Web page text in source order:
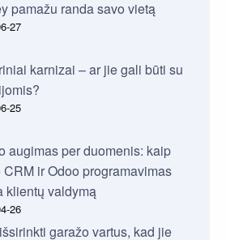
pamažu randa savo vietą
27
karnizai – ar jie gali būti su
25
augimas per duomenis: kaip
CRM ir Odoo programavimas
klientų valdymą
26
garažo vartus, kad jie